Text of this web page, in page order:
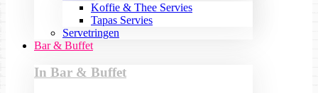
Koffie & Thee Servies
Tapas Servies
Servetringen
Bar & Buffet
In Bar & Buffet